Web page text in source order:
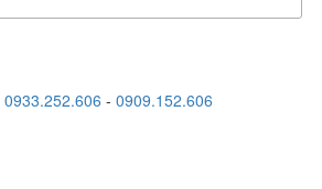
0933.252.606 - 0909.152.606